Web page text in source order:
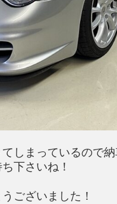
しまっているので
下さいね！
ございました！